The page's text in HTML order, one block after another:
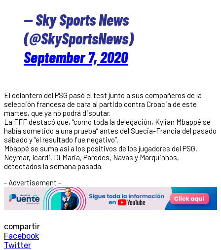
— Sky Sports News
(@SkySportsNews)
September 7, 2020
El delantero del PSG pasó el test junto a sus compañeros de la
selección francesa de cara al partido contra Croacia de este
martes, que ya no podrá disputar.
La FFF destacó que, “como toda la delegación, Kylian Mbappé se
había sometido a una prueba” antes del Suecia-Francia del pasado
sábado y “el resultado fue negativo”.
Mbappé se suma así a los positivos de los jugadores del PSG,
Neymar, Icardi, Di Maria, Paredes, Navas y Marquinhos,
detectados la semana pasada.
- Advertisement -
compartir
Facebook
Twitter